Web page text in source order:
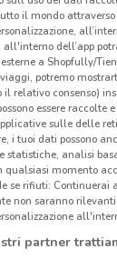
volantini
il mondo attraverso
all'interno dell’app
a Shopfully/
potremo
il relativo consenso)
essere
sulle delle
i tuoi dati possono
statistiche, analisi
qualsiasi momento
se rifiuti:
non saranno
partner